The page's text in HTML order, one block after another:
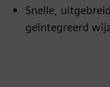
Snelle,
geïntegreerd